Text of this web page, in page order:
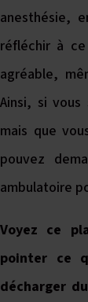
anesthésie,
réfléchir à
agréable,
Ainsi, si vous
mais que
pouvez
ambulatoire
Voyez ce
pointer ce
décharger